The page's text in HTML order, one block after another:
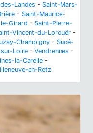
Landes - Saint-Mars-
- Saint-Maurice-
Girard - Saint-Pierre-
Vincent-du-Lorouër -
Champigny - Sucé-
Loire - Vendrennes -
la-Carelle -
en-Retz